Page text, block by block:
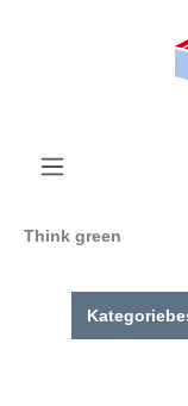
Think green